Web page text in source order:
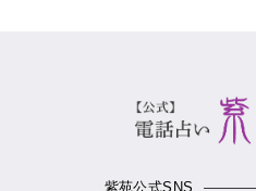
紫苑公式SNS